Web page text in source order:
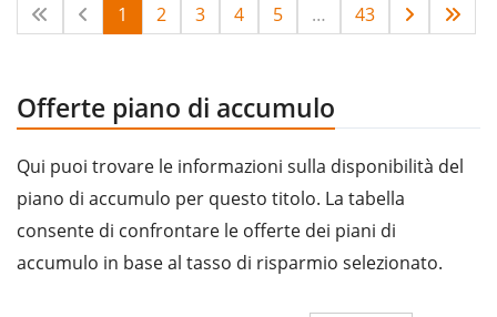
1 2 3 4 5 … 43
Offerte piano di accumulo
Qui puoi trovare le informazioni sulla disponibilità del
piano di accumulo per questo titolo. La tabella
consente di confrontare le offerte dei piani di
accumulo in base al tasso di risparmio selezionato.